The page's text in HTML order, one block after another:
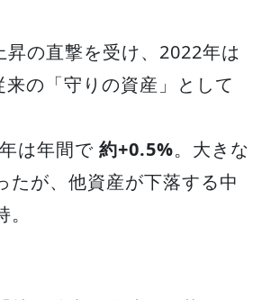
昇の直撃を受け、2022年は
来の「守りの資産」として
は年間で 約+0.5%。大きな
たが、他資産が下落する中